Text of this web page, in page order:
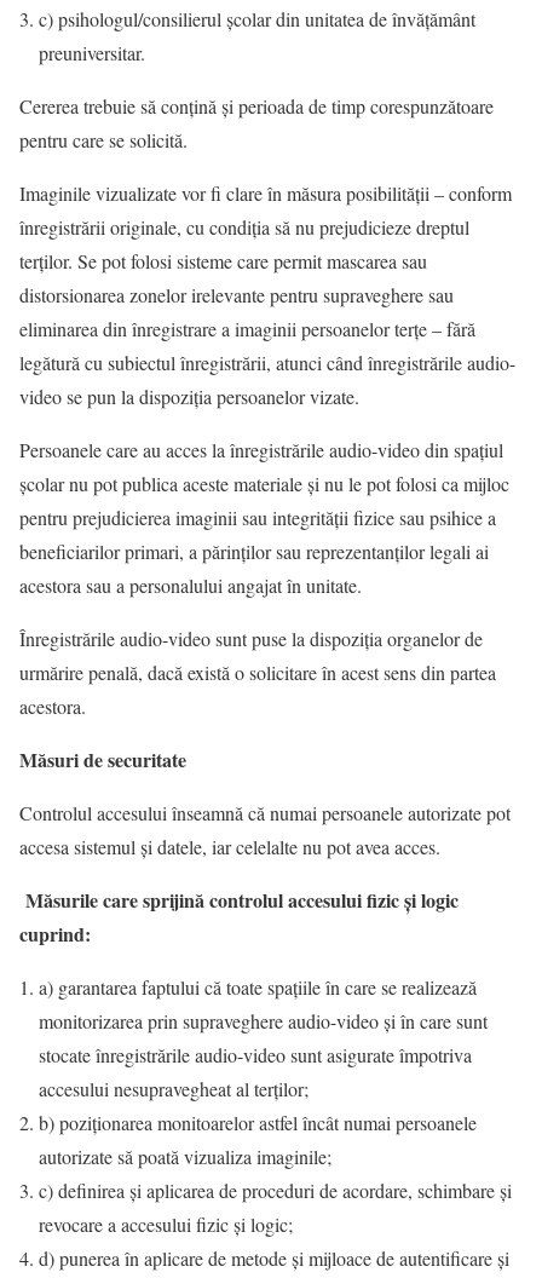
c) psihologul/consilierul şcolar din unitatea de învăţământ
preuniversitar.
Cererea trebuie să conţină şi perioada de timp corespunzătoare
pentru care se solicită.
Imaginile vizualizate vor fi clare în măsura posibilităţii – conform
înregistrării originale, cu condiţia să nu prejudicieze dreptul
terţilor. Se pot folosi sisteme care permit mascarea sau
distorsionarea zonelor irelevante pentru supraveghere sau
eliminarea din înregistrare a imaginii persoanelor terţe – fără
legătură cu subiectul înregistrării, atunci când înregistrările audio-
video se pun la dispoziţia persoanelor vizate.
Persoanele care au acces la înregistrările audio-video din spaţiul
şcolar nu pot publica aceste materiale şi nu le pot folosi ca mijloc
pentru prejudicierea imaginii sau integrităţii fizice sau psihice a
beneficiarilor primari, a părinţilor sau reprezentanţilor legali ai
acestora sau a personalului angajat în unitate.
Înregistrările audio-video sunt puse la dispoziţia organelor de
urmărire penală, dacă există o solicitare în acest sens din partea
acestora.
Măsuri de securitate
Controlul accesului înseamnă că numai persoanele autorizate pot
accesa sistemul şi datele, iar celelalte nu pot avea acces.
Măsurile care sprijină controlul accesului fizic şi logic
cuprind:
a) garantarea faptului că toate spaţiile în care se realizează
monitorizarea prin supraveghere audio-video şi în care sunt
stocate înregistrările audio-video sunt asigurate împotriva
accesului nesupravegheat al terţilor;
b) poziţionarea monitoarelor astfel încât numai persoanele
autorizate să poată vizualiza imaginile;
c) definirea şi aplicarea de proceduri de acordare, schimbare şi
revocare a accesului fizic şi logic;
d) punerea în aplicare de metode şi mijloace de autentificare şi